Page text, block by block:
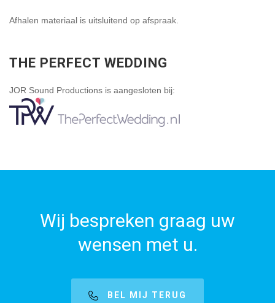
Afhalen materiaal is uitsluitend op afspraak.
THE PERFECT WEDDING
JOR Sound Productions is aangesloten bij:
Wij bespreken graag uw
wensen met u.
BEL MIJ TERUG